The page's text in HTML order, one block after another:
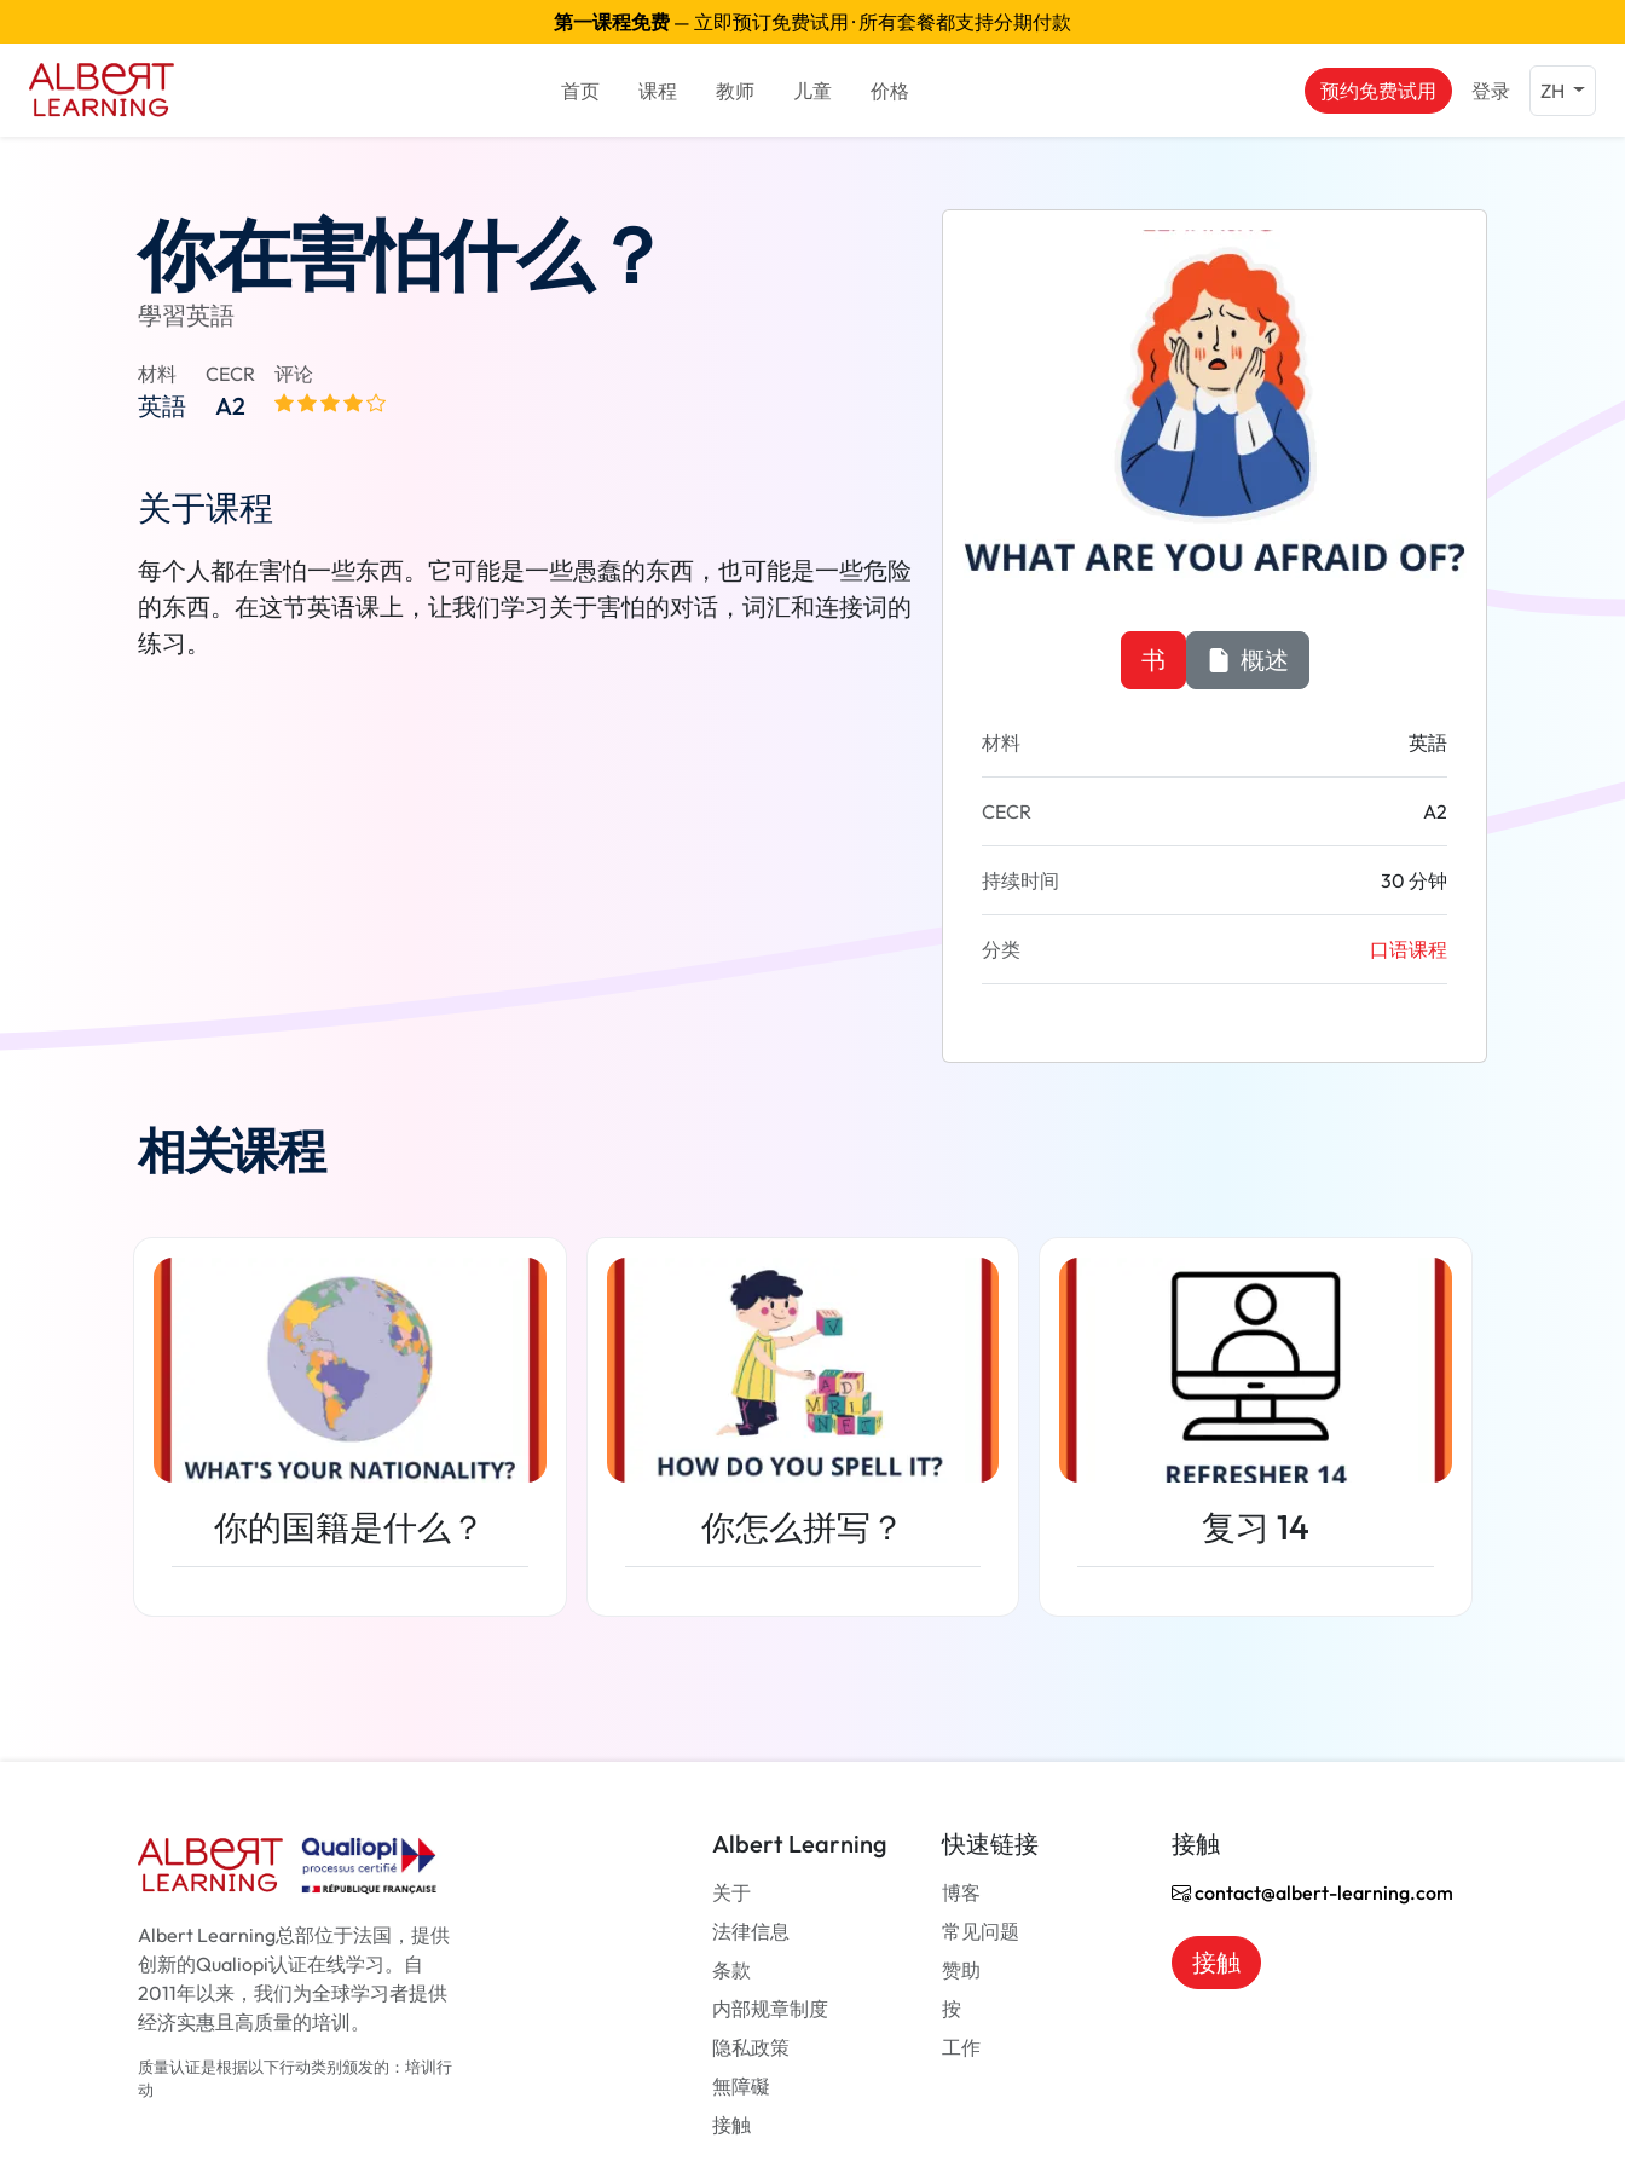
第一课程免费 — 立即预订免费试用 · 所有套餐都支持分期付款
首页 课程 教师 儿童 价格 预约免费试用 登录 ZH
你在害怕什么？
學習英語
材料
英語
CECR
A2
评论
关于课程
每个人都在害怕一些东西。它可能是一些愚蠢的东西，也可能是一些危险
的东西。在这节英语课上，让我们学习关于害怕的对话，词汇和连接词的
练习。
书 概述
材料 英語
CECR A2
持续时间 30 分钟
分类 口语课程
相关课程
你的国籍是什么？ 你怎么拼写？ 复习 14
Albert Learning总部位于法国，提供
创新的Qualiopi认证在线学习。自
2011年以来，我们为全球学习者提供
经济实惠且高质量的培训。
质量认证是根据以下行动类别颁发的：培训行
动
Albert Learning
关于
法律信息
条款
内部规章制度
隐私政策
無障礙
接触
快速链接
博客
常见问题
赞助
按
工作
接触
contact@albert-learning.com
接触